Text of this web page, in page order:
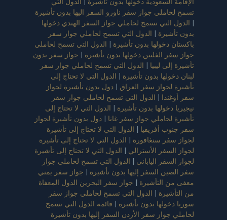
جواز سفر ناورو السفر اليها بدون تأشيرة
التي تسمح لحاملي جواز السفر الهندي دخولها
الدول التي تسمح لحاملي جواز سفر
دخولها بدون تأشيرة|الدول التي تسمح لحاملي
الفلبين دخولها بدون تأشيرة|جواز سفر بدون
الدول التي تسمح لحاملي جواز سفر
بدون تأشيرة|الدول التي لا تحتاج إلى
سفر العراق |دول بدون تأشيرة لجواز
الدول التي تسمح لحاملي جواز سفر
دخولها بدون تأشيرة|الدول التي لا تحتاج إلى
جواز سفر غانا|دول بدون تأشيرة لجواز
|الدول التي لا تحتاج إلى تأشيرة
سنغافورة| الدول التي لا تحتاج إلى تأشيرة
الأسترالي| الدول التي لا تحتاج إلى تأشيرة
الياباني|الدول التي تسمح لحاملي جواز
السفر إليها بدون تأشيرة|جواز سفر يمني
التأشيرة|جواز سفر البحرين الدول المعفاة
الدول التي تسمح لحاملي جواز سفر
بدون تأشيرة|قائمة الدول التي تسمح
سفر الأردن السفر إليها بدون تأشيرة